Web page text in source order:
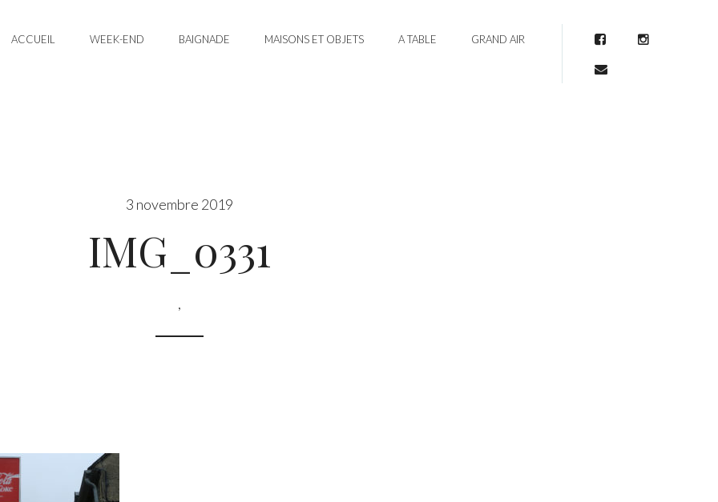
ACCUEIL WEEK-END BAIGNADE MAISONS ET OBJETS A TABLE GRAND AIR FacebookInstagram
Mail
3 novembre 2019
IMG_0331
,